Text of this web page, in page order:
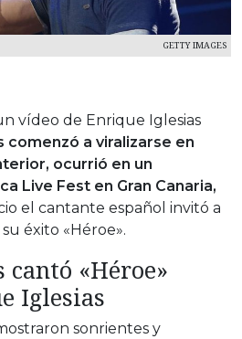
GETTY IMAGES
vídeo de Enrique Iglesias
comenzó a viralizarse en
ocurrió en un
Live Fest en Gran Canaria,
el cantante español invitó a
éxito «Héroe».
«Héroe»
Iglesias
sonrientes y